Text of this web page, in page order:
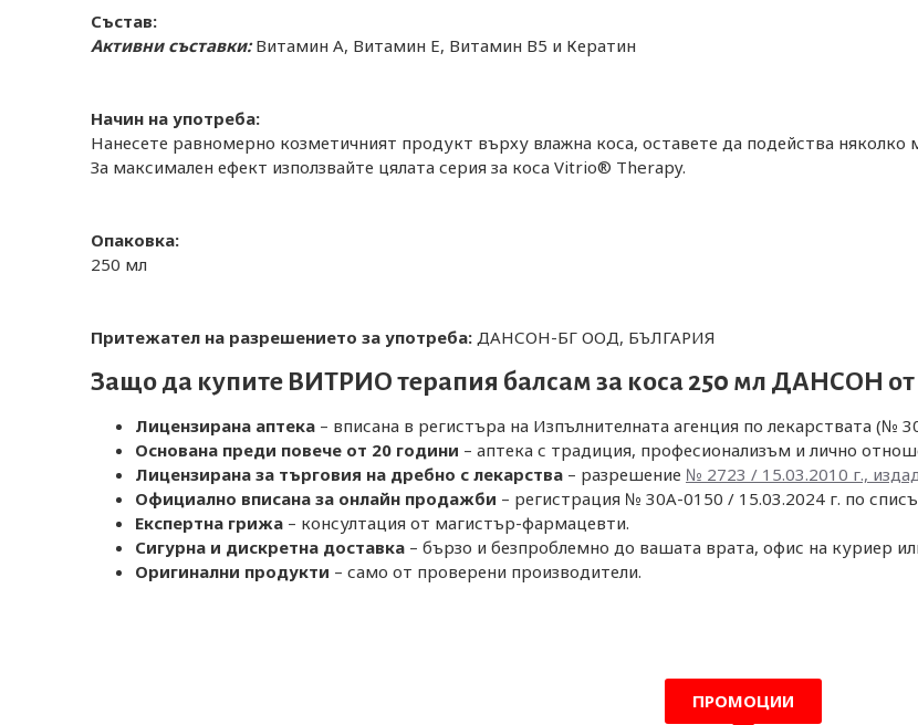
Състав:
Активни съставки:Витамин А, Витамин Е, Витамин В5 и Кератин
Начин на употреба:
Нанесете равномерно козметичният продукт върху влажна коса, оставете да подейства няколко
За максимален ефект използвайте цялата серия за коса Vitrio® Therapy.
Опаковка:
250 мл
Притежател на разрешението за употреба: ДАНСОН-БГ ООД, БЪЛГАРИЯ
Защо да купите ВИТРИО терапия балсам за коса 250 мл ДАНСОН от
Лицензирана аптека – вписана в регистъра на Изпълнителната агенция по лекарствата (№
Основана преди повече от 20 години – аптека с традиция, професионализъм и лично
Лицензирана за търговия на дребно с лекарства – разрешение № 2723 / 15.03.2010 г.,
Официално вписана за онлайн продажби – регистрация № 30A-0150 / 15.03.2024 г. по
Експертна грижа – консултация от магистър-фармацевти.
Сигурна и дискретна доставка – бързо и безпроблемно до вашата врата, офис на куриер
Оригинални продукти – само от проверени производители.
ПРОМОЦИИ